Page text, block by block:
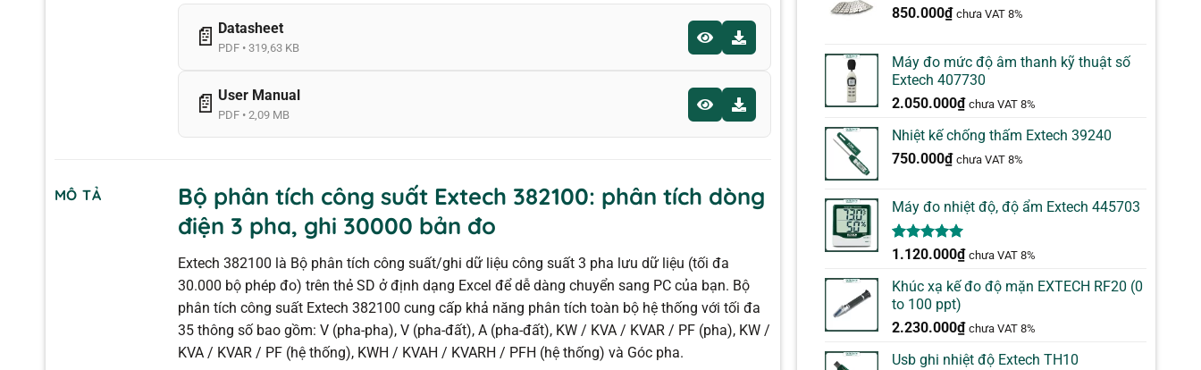
📄 Datasheet
PDF • 319,63 KB
📄 User Manual
PDF • 2,09 MB
MÔ TẢ
Bộ phân tích công suất Extech 382100: phân tích dòng
điện 3 pha, ghi 30000 bản đo
Extech 382100 là Bộ phân tích công suất/ghi dữ liệu công suất 3 pha lưu dữ liệu (tối đa
30.000 bộ phép đo) trên thẻ SD ở định dạng Excel để dễ dàng chuyển sang PC của bạn. Bộ
phân tích công suất Extech 382100 cung cấp khả năng phân tích toàn bộ hệ thống với tối đa
35 thông số bao gồm: V (pha-pha), V (pha-đất), A (pha-đất), KW / KVA / KVAR / PF (pha), KW /
KVA / KVAR / PF (hệ thống), KWH / KVAH / KVARH / PFH (hệ thống) và Góc pha.
850.000₫ chưa VAT 8%
Máy đo mức độ âm thanh kỹ thuật số
Extech 407730
2.050.000₫ chưa VAT 8%
Nhiệt kế chống thấm Extech 39240
750.000₫ chưa VAT 8%
Máy đo nhiệt độ, độ ẩm Extech 445703
5.00trên 5
1
đánh giá
1.120.000₫ chưa VAT 8%
Khúc xạ kế đo độ mặn EXTECH RF20 (0
to 100 ppt)
2.230.000₫ chưa VAT 8%
Usb ghi nhiệt độ Extech TH10